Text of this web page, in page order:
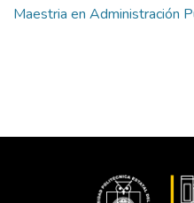
Maestria en Administración